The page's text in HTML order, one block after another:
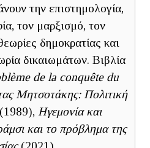
την επιστημολογία,
τον μαρξισμό, τον
δημοκρατίας και
δικαιωμάτων. Βιβλία
de la conquête du
Μητσοτάκης: Πολιτική
Ηγεμονία και
και το πρόβλημα της